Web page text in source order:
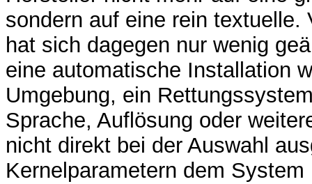
sondern auf eine rein
hat sich dagegen nur wenig
eine automatische Installation
Umgebung, ein
Sprache, Auflösung oder
nicht direkt bei der Auswahl
Kernelparametern dem